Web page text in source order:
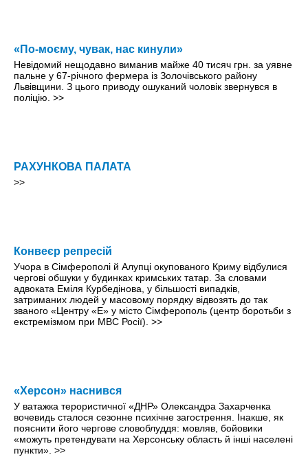
«По-моєму, чувак, нас кинули»
Невідомий нещодавно виманив майже 40 тисяч грн. за уявне
пальне у 67-річного фермера із Золочівського району
Львівщини. З цього приводу ошуканий чоловік звернувся в
поліцію. >>
РАХУНКОВА ПАЛАТА
>>
Конвеєр репресій
Учора в Сімферополі й Алупці окупованого Криму відбулися
чергові обшуки у будинках кримських татар. За словами
адвоката Еміля Курбедінова, у більшості випадків,
затриманих людей у масовому порядку відвозять до так
званого «Центру «Е» у місто Сімферополь (центр боротьби з
екстремізмом при МВС Росії). >>
«Херсон» наснився
У ватажка терористичної «ДНР» Олександра Захарченка
вочевидь сталося сезонне психічне загострення. Інакше, як
пояснити його чергове словоблуддя: мовляв, бойовики
«можуть претендувати на Херсонську область й інші населені
пункти». >>